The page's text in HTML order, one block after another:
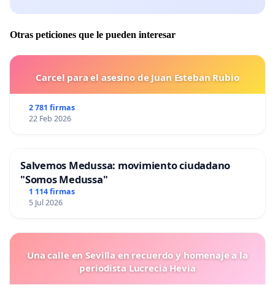
Otras peticiones que le pueden interesar
Carcel para el asesino de Juan Esteban Rubio
2 781 firmas
22 Feb 2026
Salvemos Medussa: movimiento ciudadano
"Somos Medussa"
1 114 firmas
5 Jul 2026
Una calle en Sevilla en recuerdo y homenaje a la
periodista Lucrecia Hevia